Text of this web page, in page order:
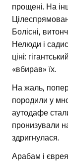
прощені. На
Болісні,
Нелюди і
ціні:
«вбирав» їх.
На жаль,
породили у
аутодафе
пронизували
здригнулася.
Арабам і